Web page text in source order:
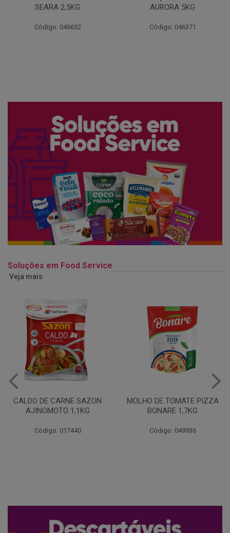
AURORA 5KG
Código: 046371
FATIADO PAKAN 200G
Código: 061522
Soluções em Food Service
Veja mais
MOLHO DE TOMATE PIZZA
BONARE 1,7KG
Código: 049936
MARGARINA USO
PROFISSIONAL 80% CUKIN
Código: 062469